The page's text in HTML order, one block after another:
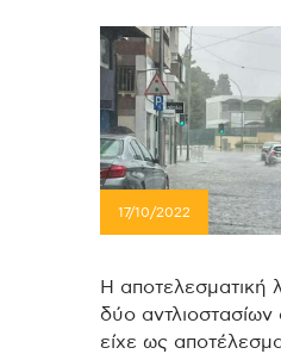
17/10/2022
Η αποτελεσματική
δύο
είχε ως